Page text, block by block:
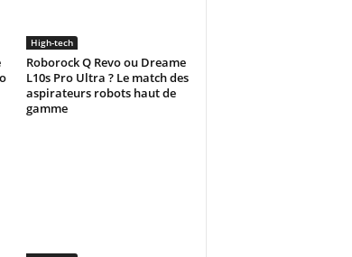
High-tech
Roborock Q Revo ou Dreame
L10s Pro Ultra ? Le match des
aspirateurs robots haut de
gamme